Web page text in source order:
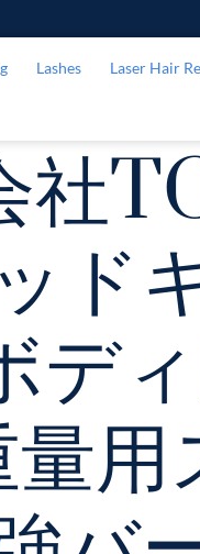
Lashes Laser Hair
ド
デ
用